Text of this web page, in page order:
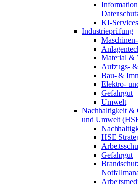
KI-Services
Industrieprüfung
Material &
Aufzugs-
Bau- &
Elektro-
Gefahrgut
Umwelt
Nachhaltigkeit &
und Umwelt
HSE
Gefahrgut